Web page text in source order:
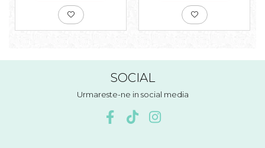
SOCIAL
Urmareste-ne in social media